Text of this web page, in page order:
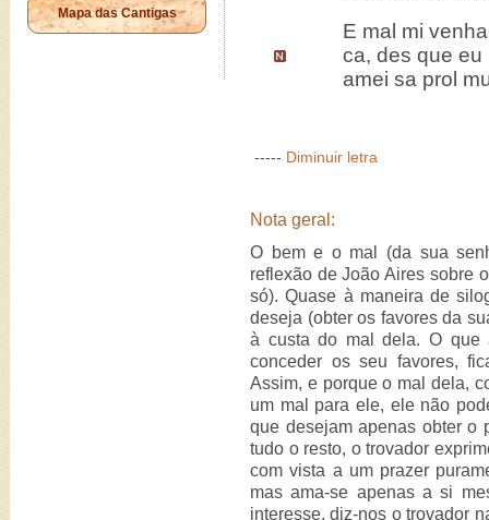
Mapa das Cantigas
E mal mi
ca, des que eu
amei sa prol
----- Diminuir letra
Nota geral:
O bem e o mal (da sua
reflexão de João Aires sobre
só). Quase à maneira de
deseja (obter os favores da
à custa do mal dela. O que
conceder os seu favores,
Assim, e porque o mal dela,
um mal para ele, ele não
que desejam apenas obter o
tudo o resto, o trovador
com vista a um prazer
mas ama-se apenas a si
interesse, diz-nos o trovador